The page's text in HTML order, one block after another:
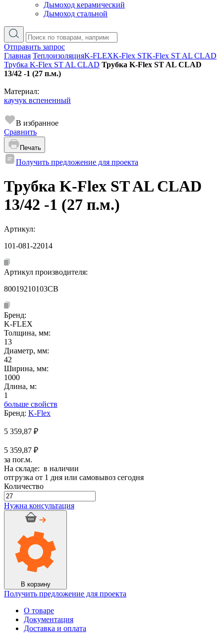
Дымоход керамический
Дымоход стальной
Отправить запрос
Главная ТеплоизоляцияK-FLEXK-Flex STK-Flex ST AL CLAD
Трубка K-Flex ST AL CLAD Трубка K-Flex ST AL CLAD
13/42 -1 (27 п.м.)
Материал:
каучук вспененный
В избранное
Сравнить
Печать
Получить предложение для проекта
Трубка K-Flex ST AL CLAD
13/42 -1 (27 п.м.)
Артикул:
101-081-22014
Артикул производителя:
80019210103CB
Бренд:
K-FLEX
Толщина, мм:
13
Диаметр, мм:
42
Ширина, мм:
1000
Длина, м:
1
больше свойств
Бренд: K-Flex
5 359,87 ₽
5 359,87 ₽
за пог.м.
На складе: в наличии
отгрузка от 1 дня или самовывоз сегодня
Количество
Количество
товара
Трубка
CLAD
п.м.)
Нужна консультация
В корзину
Получить предложение для проекта
О товаре
Документация
Доставка и оплата